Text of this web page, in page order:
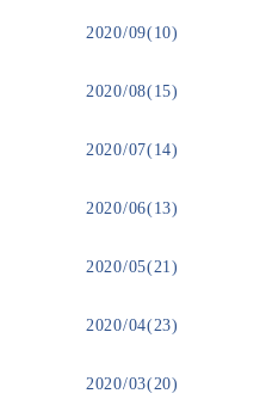
2020/09(10)
2020/08(15)
2020/07(14)
2020/06(13)
2020/05(21)
2020/04(23)
2020/03(20)